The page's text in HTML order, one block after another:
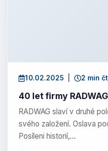
10.02.2025 2 min
40 let firmy
RADWAG slaví v druhé
svého založení. Oslava
Posíleni historií,…